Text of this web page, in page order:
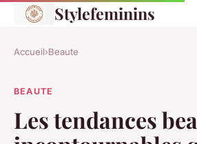
Stylefeminins
Accueil›Beaute
BEAUTE
Les tendances